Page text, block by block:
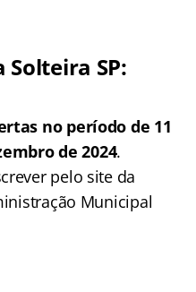
Solteira SP:
no período de 11
de 2024.
pelo site da
Municipal